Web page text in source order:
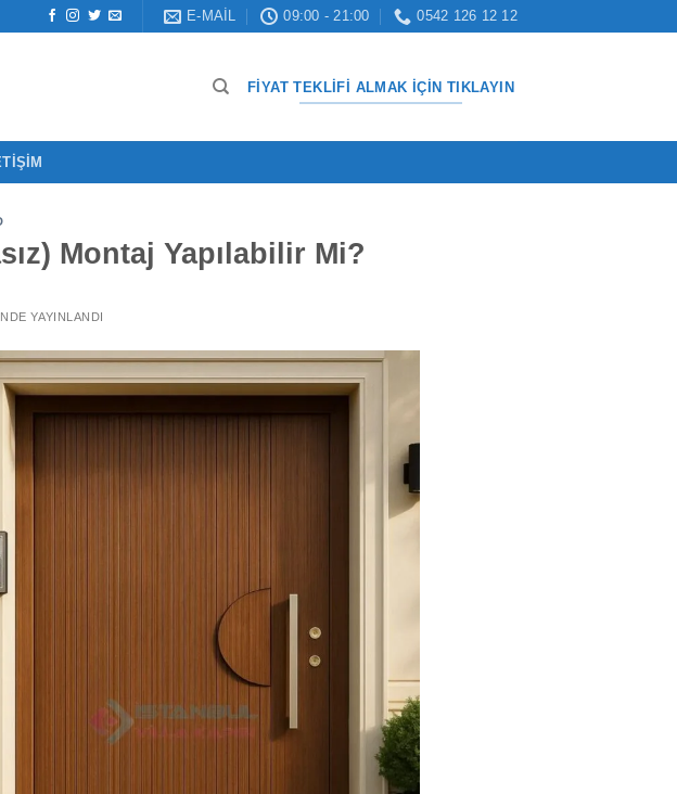
E-MAIL 09:00 - 21:00 0542 126 12 12
FIYAT TEKLIFI ALMAK İÇIN TIKLAYIN
Montaj Yapılabilir Mi?
YAYINLANDI